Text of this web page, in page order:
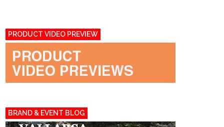
PRODUCT VIDEO PREVIEW
BRAND & EVENT BLOG